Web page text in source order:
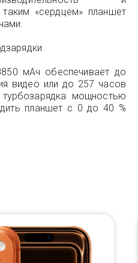
«сердцем» планшет
мАч обеспечивает до
видео или до 257 часов
мощностью
планшет с 0 до 40 %